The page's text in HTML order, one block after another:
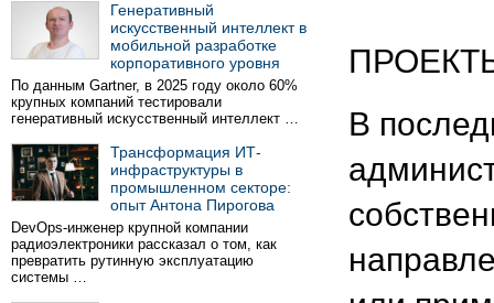
Генеративный
искусственный интеллект в
мобильной разработке
корпоративного уровня
По данным Gartner, в 2025 году около 60%
крупных компаний тестировали
генеративный искусственный интеллект …
Трансформация ИТ-
инфраструктуры в
промышленном секторе:
опыт Антона Пирогова
DevOps-инженер крупной компании
радиоэлектроники рассказал о том, как
превратить рутинную эксплуатацию
системы …
В